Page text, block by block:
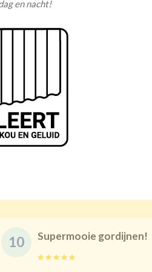
en nacht!
gordijnen!